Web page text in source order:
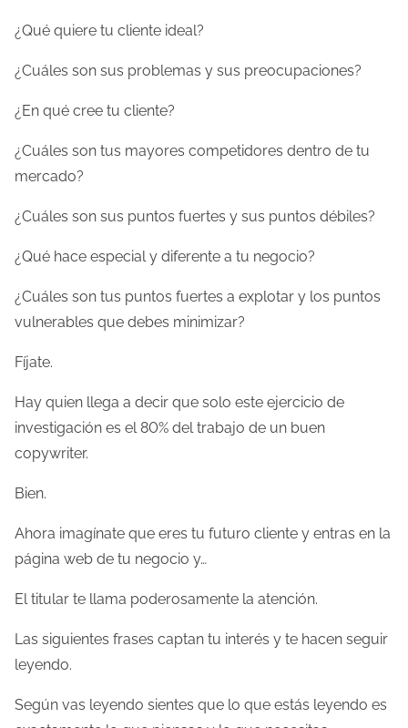
¿Qué quiere tu cliente ideal?
¿Cuáles son sus problemas y sus preocupaciones?
¿En qué cree tu cliente?
¿Cuáles son tus mayores competidores dentro de tu
mercado?
¿Cuáles son sus puntos fuertes y sus puntos débiles?
¿Qué hace especial y diferente a tu negocio?
¿Cuáles son tus puntos fuertes a explotar y los puntos
vulnerables que debes minimizar?
Fíjate.
Hay quien llega a decir que solo este ejercicio de
investigación es el 80% del trabajo de un buen
copywriter.
Bien.
Ahora imagínate que eres tu futuro cliente y entras en la
página web de tu negocio y…
El titular te llama poderosamente la atención.
Las siguientes frases captan tu interés y te hacen seguir
leyendo.
Según vas leyendo sientes que lo que estás leyendo es